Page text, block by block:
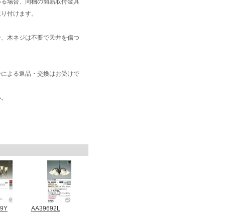
付けます。
木ネジは不要で天井を傷つ
よる返品・交換はお受けで
AA39692L